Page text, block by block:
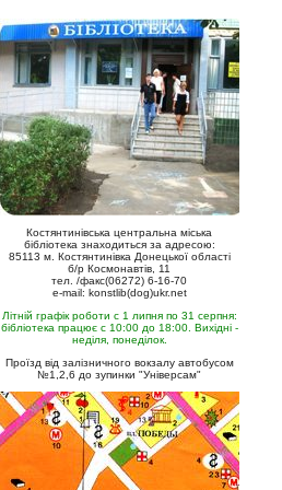
Костянтинівська центральна міська
бібліотека знаходиться за адресою:
85113 м. Костянтинівка Донецької області
б/р Космонавтів, 11
тел. /факс(06272) 6-16-70
e-mail: konstlib(dog)ukr.net
Літній графік роботи с 1 липня по 31 серпня:
бібліотека працює с 10:00 до 18:00. Вихідні -
неділя, понеділок.
Проїзд від залізничного вокзалу автобусом
№1,2,6 до зупинки "Універсам"